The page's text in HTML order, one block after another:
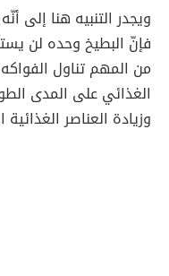
ويجدر التنبيه هنا إلى
فإنّ البطيخ وحده لن
من المهم تناول
الغذائي على المدى
وزيادة العناصر